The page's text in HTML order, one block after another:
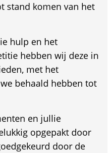
stand komen van het
hulp en het
hebben wij deze in
met het
behaald hebben tot
en jullie
opgepakt door
door de